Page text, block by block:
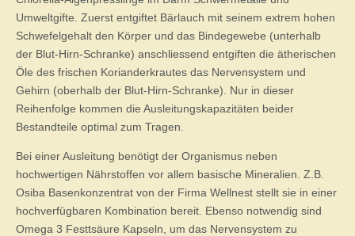
Umweltgifte. Zuerst entgiftet Bärlauch mit seinem extrem hohen
Schwefelgehalt den Körper und das Bindegewebe (unterhalb
der Blut-Hirn-Schranke) anschliessend entgiften die ätherischen
Öle des frischen Korianderkrautes das Nervensystem und
Gehirn (oberhalb der Blut-Hirn-Schranke). Nur in dieser
Reihenfolge kommen die Ausleitungskapazitäten beider
Bestandteile optimal zum Tragen.
Bei einer Ausleitung benötigt der Organismus neben
hochwertigen Nährstoffen vor allem basische Mineralien. Z.B.
Osiba Basenkonzentrat von der Firma Wellnest stellt sie in einer
hochverfügbaren Kombination bereit. Ebenso notwendig sind
Omega 3 Festtsäure Kapseln, um das Nervensystem zu